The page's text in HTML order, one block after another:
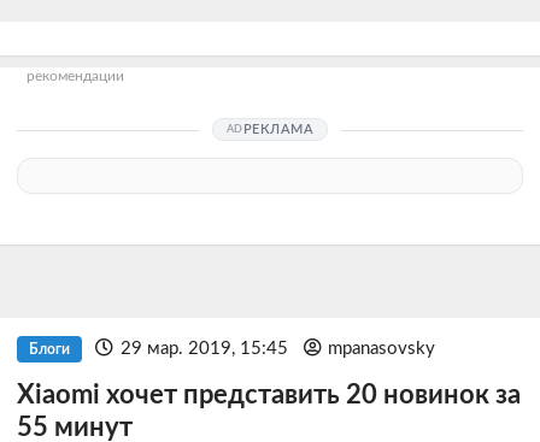
рекомендации
РЕКЛАМА
Блоги 29 мар. 2019, 15:45 mpanasovsky
Xiaomi хочет представить 20 новинок за
55 минут